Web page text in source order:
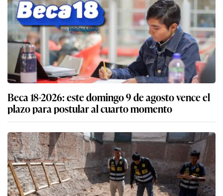
Beca 18-2026: este domingo 9 de agosto vence el
plazo para postular al cuarto momento